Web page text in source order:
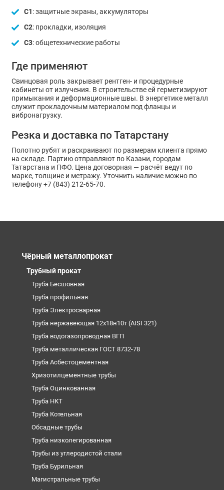
С1: защитные экраны, аккумуляторы
С2: прокладки, изоляция
С3: общетехнические работы
Где применяют
Свинцовая роль закрывает рентген- и процедурные
кабинеты от излучения. В строительстве ей герметизируют
примыкания и деформационные швы. В энергетике металл
служит прокладочным материалом под фланцы и
вибронагрузку.
Резка и доставка по Татарстану
Полотно рубят и раскраивают по размерам клиента прямо
на складе. Партию отправляют по Казани, городам
Татарстана и ПФО. Цена договорная — расчёт ведут по
марке, толщине и метражу. Уточнить наличие можно по
телефону +7 (843) 212-65-70.
Чёрный металлопрокат
Трубный прокат
Труба Бесшовная
Труба профильная
Труба Электросварная
Труба нержавеющая 12х18н10т (AISI 321)
Труба водогазопроводная ВГП
Труба металлическая ГОСТ 8732-78
Труба Асбестоцементная
Хризотилцементные трубы
Труба Оцинкованная
Труба НКТ
Труба Котельная
Обсадные трубы
Труба низколегированная
Трубы из углеродистой стали
Труба Бурильная
Магистральные трубы